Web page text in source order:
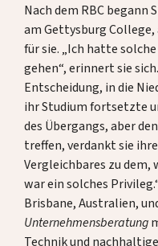
Nach dem RBC begann
am Gettysburg
für sie. „Ich hatte
gehen“, erinnert sie
Entscheidung, in die
ihr Studium fortsetzte
des Übergangs, aber
treffen, verdankt sie
Vergleichbares zu dem,
war ein solches
Brisbane, Australien,
Unternehmensberatung
Technik und